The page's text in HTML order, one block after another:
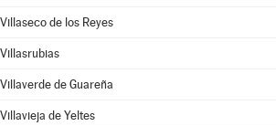
Villaseco de los Reyes
Villasrubias
Villaverde de Guareña
Villavieja de Yeltes